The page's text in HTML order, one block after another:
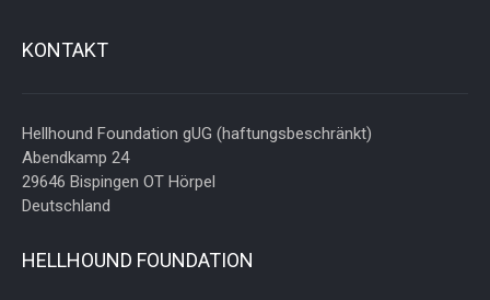
KONTAKT
Hellhound Foundation gUG (haftungsbeschränkt)
Abendkamp 24
29646 Bispingen OT Hörpel
Deutschland
HELLHOUND FOUNDATION